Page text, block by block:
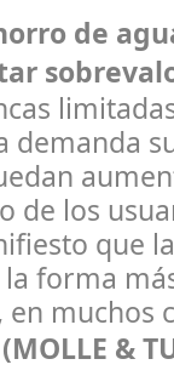
de
demanda
de los
que
forma
muchos
(MOLLE &